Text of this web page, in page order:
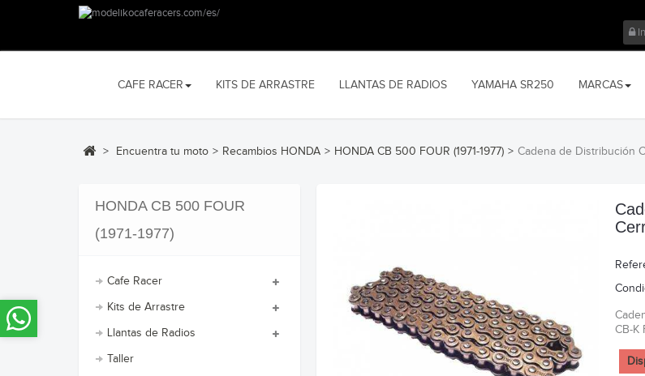
CAFE RACER KITS DE ARRASTRE LLANTAS DE RADIOS YAMAHA SR250 MARCAS
> Encuentra tu moto > Recambios HONDA > HONDA CB 500 FOUR (1971-1977) > Cadena de Distribución
HONDA CB 500 FOUR
(1971-1977)
Cafe Racer
Kits de Arrastre
Llantas de Radios
Taller
CB-K